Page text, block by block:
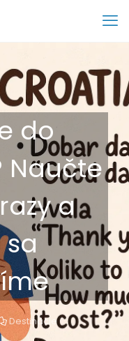
do
Naučte
a
Destinácie